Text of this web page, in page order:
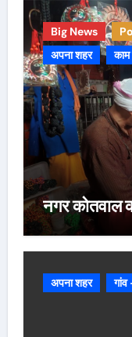
Big News
अपना शहर
नगर कोतवाल
अपना शहर